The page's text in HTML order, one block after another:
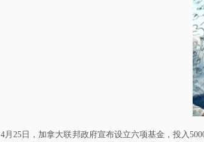
4月25日，加拿大联邦政府宣布设立六项基金，投入